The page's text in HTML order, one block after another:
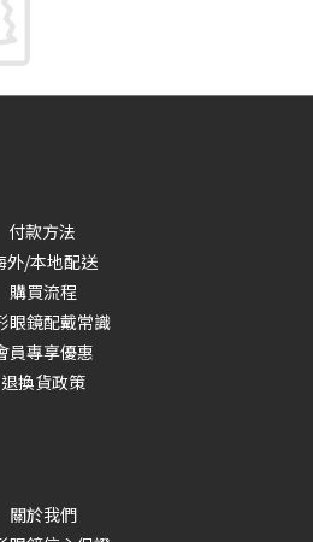
付款方法
外/本地配送
購買流程
眼鏡配戴常識
員專享優惠
退換貨政策
關於我們